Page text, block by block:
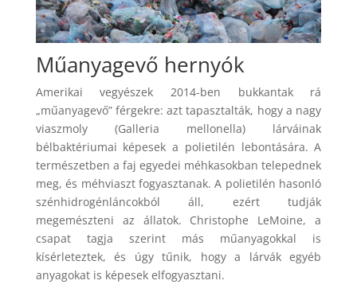
Műanyagevő hernyók
Amerikai vegyészek 2014-ben bukkantak rá
„műanyagevő” férgekre: azt tapasztalták, hogy a nagy
viaszmoly (Galleria mellonella) lárváinak
bélbaktériumai képesek a polietilén lebontására. A
természetben a faj egyedei méhkasokban telepednek
meg, és méhviaszt fogyasztanak. A polietilén hasonló
szénhidrogénláncokból áll, ezért tudják
megemészteni az állatok. Christophe LeMoine, a
csapat tagja szerint más műanyagokkal is
kísérleteztek, és úgy tűnik, hogy a lárvák egyéb
anyagokat is képesek elfogyasztani.